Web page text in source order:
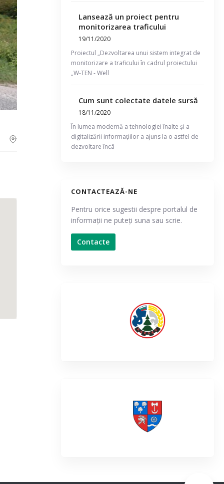
Lansează un proiect pentru
monitorizarea traficului
19/11/2020
Proiectul „Dezvoltarea unui sistem integrat de
monitorizare a traficului în cadrul proiectului
„W-TEN - Well
Cum sunt colectate datele sursă
18/11/2020
În lumea modernă a tehnologiei înalte și a
digitalizării informațiilor a ajuns la o astfel de
dezvoltare încâ
CONTACTEAZĂ-NE
Pentru orice sugestii despre portalul de
informații ne puteți suna sau scrie.
Contacte